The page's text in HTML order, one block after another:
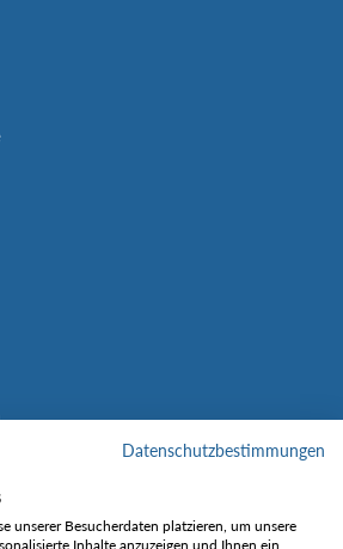
Datenschutzbestimmungen
unserer Besucherdaten platzieren, um unsere
Inhalte anzuzeigen und Ihnen ein